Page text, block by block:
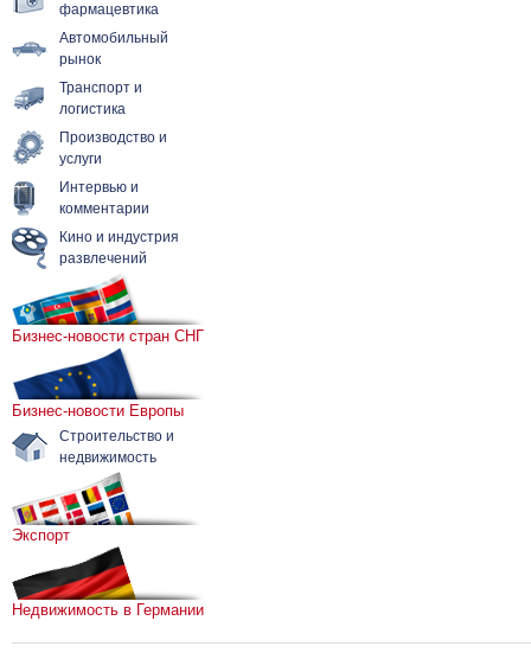
фармацевтика
Автомобильный
рынок
Транспорт и
логистика
Производство и
услуги
Интервью и
комментарии
Кино и индустрия
развлечений
Бизнес-новости стран СНГ
Бизнес-новости Европы
Строительство и
недвижимость
Экспорт
Недвижимость в Германии